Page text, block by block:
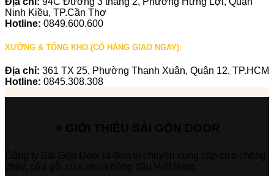
Ninh Kiều, TP.Cần Thơ
Hotline: 0849.600.600
XƯỞNG & TỔNG KHO (CÓ HÀNG GIAO NGAY):
Địa chỉ: 361 TX 25, Phường Thạnh Xuân, Quận 12, TP.HCM
Hotline: 0845.308.308